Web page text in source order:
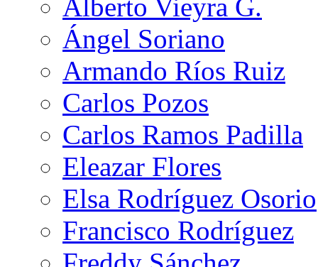
Alberto Vieyra G.
Ángel Soriano
Armando Ríos Ruiz
Carlos Pozos
Carlos Ramos Padilla
Eleazar Flores
Elsa Rodríguez Osorio
Francisco Rodríguez